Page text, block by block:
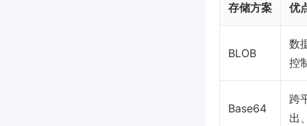
存储方案 优
BLOB
数
控
Base64
跨
出